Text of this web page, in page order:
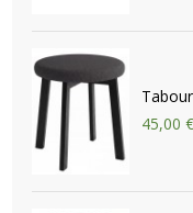
45,00 €